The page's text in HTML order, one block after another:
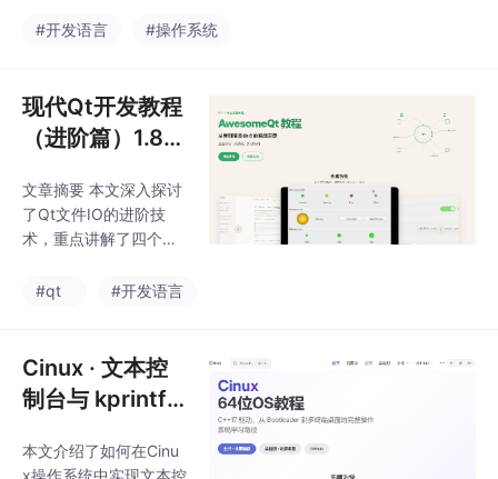
示占用，0表示空闲。bi
042)初始化、中断处理
的输入设备驱动开发。
核心是构建生产者-消费
者环形缓冲区模型：中
码并解码为按键事件入
队，主循环从队列取出
事件并回显到控制台。
制器的初始化流程、扫
为后续构建
#开发语言 #操作系统
现代Qt开发教程
（进阶篇）1.8
阶：序列化与文
件监控
文章摘要 本文深入探讨
了Qt文件IO的进阶技
术，重点讲解了四个核
ream二进制序列化的版
数据读写一致性；2）Q
FileSystemWatcher文
件监控的跨平台差异及
并和重新监控机制；
#qt #开发语言
Cinux · 文本控
制台与 kprintf
回调终于接上了
本文介绍了如何在Cinu
x操作系统中实现文本控